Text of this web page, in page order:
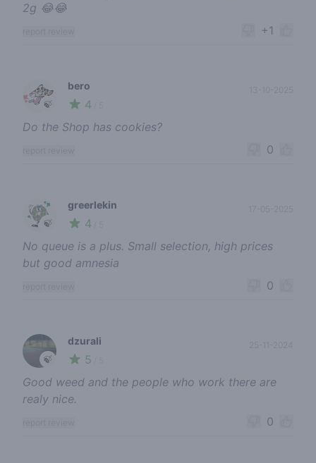
2g 😂😂
+1
🍃
bero
4
13-10-2025
Do the Shop has cookies?
0
🍃
greerlekin
4
No queue is a plus. Small selection, high prices
but good amnesia
0
🍃
dzurali
5
Good weed and the people who work there are
realy nice.
0